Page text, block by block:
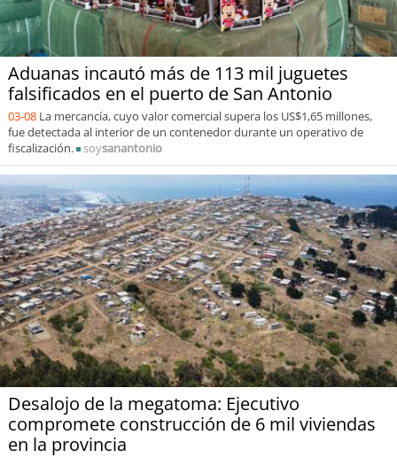
Aduanas incautó más de 113 mil juguetes
falsificados en el puerto de San Antonio
03-08 La mercancía, cuyo valor comercial supera los US$1,65 millones,
fue detectada al interior de un contenedor durante un operativo de
fiscalización.
soysanantonio
Desalojo de la megatoma: Ejecutivo
compromete construcción de 6 mil viviendas
en la provincia